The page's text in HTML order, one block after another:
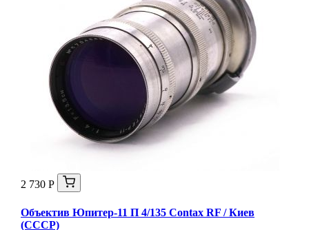
2 730 Р
Объектив Юпитер-11 П 4/135 Contax RF / Киев
(СССР)